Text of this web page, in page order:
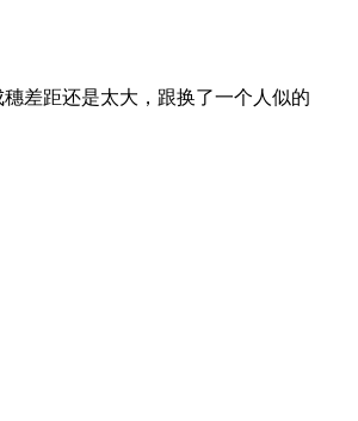
差距还是太大，跟换了一个人似的